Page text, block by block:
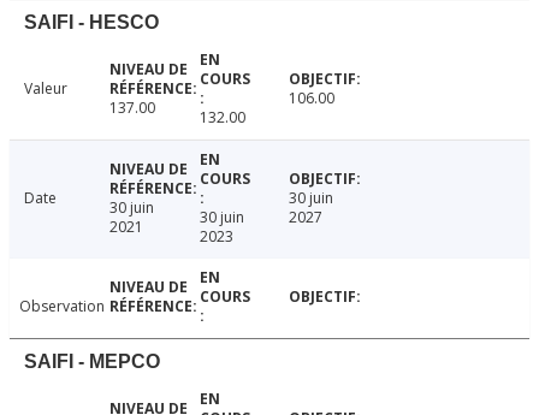
SAIFI - HESCO
Valeur
137.00
132.00
106.00
Date
30 juin
2021
30 juin
2023
30 juin
2027
Observation
SAIFI - MEPCO